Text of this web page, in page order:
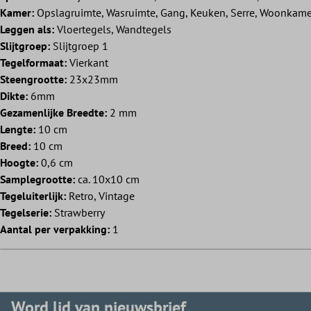
Kamer: Opslagruimte, Wasruimte, Gang, Keuken, Serre,
Leggen als: Vloertegels, Wandtegels
Slijtgroep: Slijtgroep 1
Tegelformaat: Vierkant
Steengrootte: 23x23mm
Dikte: 6mm
Gezamenlijke Breedte: 2 mm
Lengte: 10 cm
Breed: 10 cm
Hoogte: 0,6 cm
Samplegrootte: ca. 10x10 cm
Tegeluiterlijk: Retro, Vintage
Tegelserie: Strawberry
Aantal per verpakking: 1